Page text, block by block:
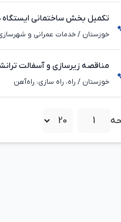
تکمیل بخش ساختمانی
خوزستان /خدمات عمرانی و
مناقصه زیرسازی و آسفالت
خوزستان / راه، راه‌ سازی، راه‌آهن